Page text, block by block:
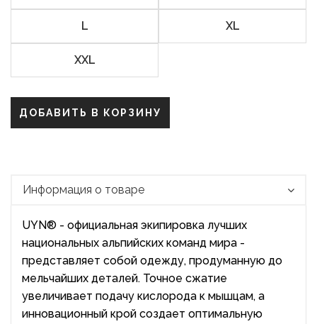
L XL
XXL
ДОБАВИТЬ В КОРЗИНУ
Информация о товаре
UYN® - официальная экипировка лучших
национальных альпийских команд мира -
представляет собой одежду, продуманную до
мельчайших деталей. Точное сжатие
увеличивает подачу кислорода к мышцам, а
инновационный крой создает оптимальную